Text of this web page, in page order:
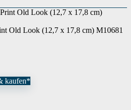
Old Look (12,7 x 17,8 cm) M10681
kaufen*